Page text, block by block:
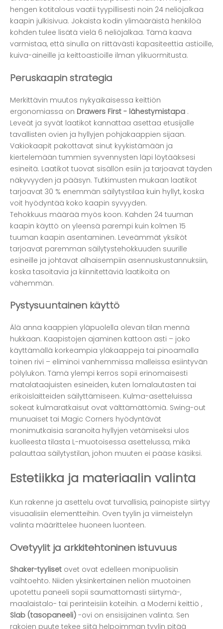
hengen kotitalous vaatii tyypillisesti noin 24 neliöjalkaa
kaapin julkisivua. Jokaista kodin ylimääräistä henkilöä
kohden tulee lisätä vielä 6 neliöjalkaa. Tämä kaava
varmistaa, että sinulla on riittävästi kapasiteettia astioille,
kuiva-aineille ja keittoastioille ilman ylikuormitusta.
Peruskaapin strategia
Merkittävin muutos nykyaikaisessa keittiön
ergonomiassa on Drawers First - lähestymistapa .
Leveät ja syvät laatikot kannattaa asettaa etusijalle
tavallisten ovien ja hyllyjen pohjakaappien sijaan.
Vakiokaapit pakottavat sinut kyykistämään ja
kiertelemään tummien syvennysten läpi löytääksesi
esineitä. Laatikot tuovat sisällön esiin ja tarjoavat täyden
näkyvyyden ja pääsyn. Tutkimusten mukaan laatikot
tarjoavat 30 % enemmän säilytystilaa kuin hyllyt, koska
voit hyödyntää koko kaapin syvyyden.
Tehokkuus määrää myös koon. Kahden 24 tuuman
kaapin käyttö on yleensä parempi kuin kolmen 15
tuuman kaapin asentaminen. Leveämmät yksiköt
tarjoavat paremman säilytystehokkuuden suurille
esineille ja johtavat alhaisempiin asennuskustannuksiin,
koska tasoitavia ja kiinnitettäviä laatikoita on
vähemmän.
Pystysuuntainen käyttö
Älä anna kaappien yläpuolella olevan tilan mennä
hukkaan. Kaapistojen ajaminen kattoon asti – joko
käyttämällä korkeampia yläkaappeja tai pinoamalla
toinen rivi – eliminoi vanhemmissa malleissa esiintyvän
pölylukon. Tämä ylempi kerros sopii erinomaisesti
matalataajuisten esineiden, kuten lomalautasten tai
erikoislaitteiden säilyttämiseen. Kulma-asetteluissa
sokeat kulmaratkaisut ovat välttämättömiä. Swing-out
munuaiset tai Magic Corners hyödyntävät
monimutkaisia ​​saranoita hyllyjen vetämiseksi ulos
kuolleesta tilasta L-muotoisessa asettelussa, mikä
palauttaa säilytystilan, johon muuten ei pääse käsiksi.
Estetiikka ja materiaalin valinta
Kun rakenne ja asettelu ovat turvallisia, painopiste siirtyy
visuaalisiin elementteihin. Oven tyylin ja viimeistelyn
valinta määrittelee huoneen luonteen.
Ovetyylit ja arkkitehtoninen istuvuus
Shaker-tyyliset ovet ovat edelleen monipuolisin
vaihtoehto. Niiden yksinkertainen neliön muotoinen
upotettu paneeli sopii saumattomasti siirtymä-,
maalaistalo- tai perinteisiin koteihin. a Moderni keittiö ,
Slab (tasopaneeli) -ovi on ensisijainen valinta. Sen
rakojen puute tekee siitä helpoimman tyylin pitää